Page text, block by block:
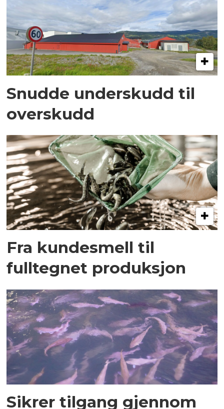
Snudde underskudd til
overskudd
Fra kundesmell til
fulltegnet produksjon
Sikrer tilgang gjennom